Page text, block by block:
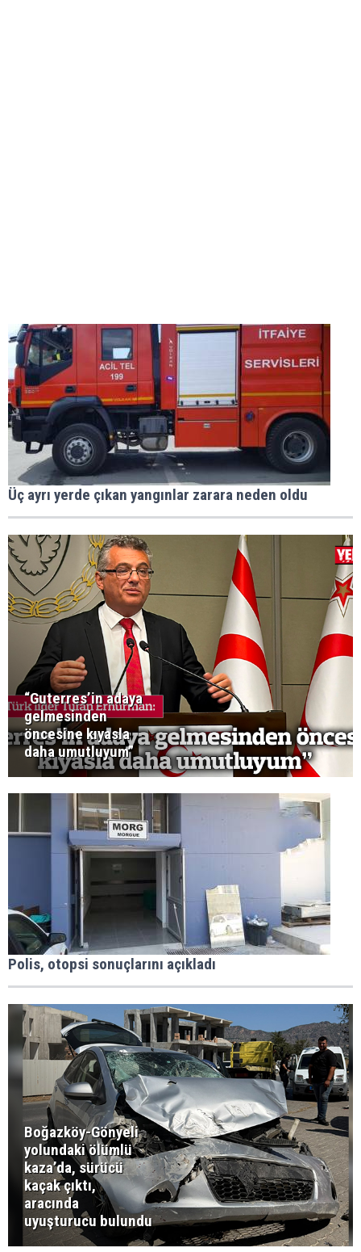
Üç ayrı yerde çıkan yangınlar zarara neden oldu
“Guterres’in adaya
gelmesinden
öncesine kıyasla
daha umutluyum”
Polis, otopsi sonuçlarını açıkladı
Boğazköy-Gönyeli
yolundaki ölümlü
kaza’da, sürücü
kaçak çıktı,
aracında
uyuşturucu bulundu